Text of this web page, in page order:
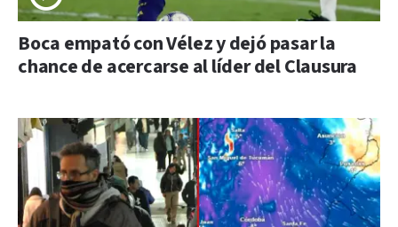
Boca empató con Vélez y dejó pasar la
chance de acercarse al líder del Clausura